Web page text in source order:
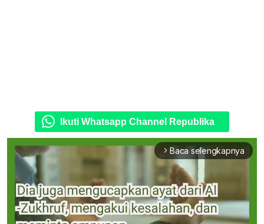
Ikuti Whatsapp Channel Republika
arrow_forward_ios Baca selengkapnya